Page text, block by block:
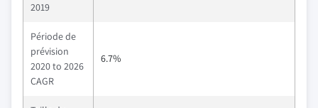
2019
Période de
prévision
2020 to 2026
CAGR
6.7%